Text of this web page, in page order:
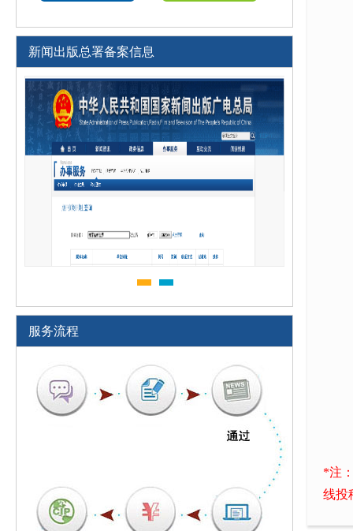
*注
线投
新闻出版总署备案信息
服务流程